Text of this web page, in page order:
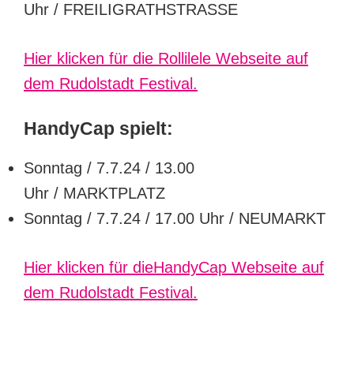
Uhr / FREILIGRATHSTRASSE
Hier klicken für die Rollilele Webseite auf
dem Rudolstadt Festival.
HandyCap spielt:
Sonntag / 7.7.24 / 13.00
Uhr / MARKTPLATZ
Sonntag / 7.7.24 / 17.00 Uhr / NEUMARKT
Hier klicken für dieHandyCap Webseite auf
dem Rudolstadt Festival.